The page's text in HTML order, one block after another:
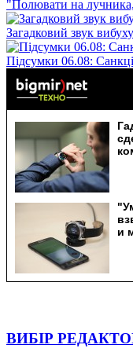
"Полювати на лучника,
Загадковий звук
Підсумки 06.08:
ВИБІР